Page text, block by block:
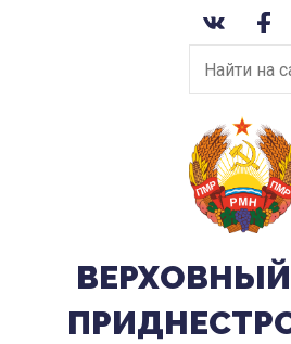
Найти
на
сайте:
ВЕРХОВНЫЙ